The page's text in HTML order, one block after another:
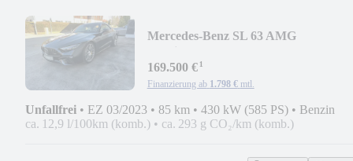
Mercedes-Benz SL 63 AMG
169.500 €¹
Finanzierung ab 1.798 € mtl.
Unfallfrei • EZ 03/2023 • 85 km • 430 kW (585 PS) • Benzin
ca. 12,9 l/100km (komb.) • ca. 293 g CO₂/km (komb.)